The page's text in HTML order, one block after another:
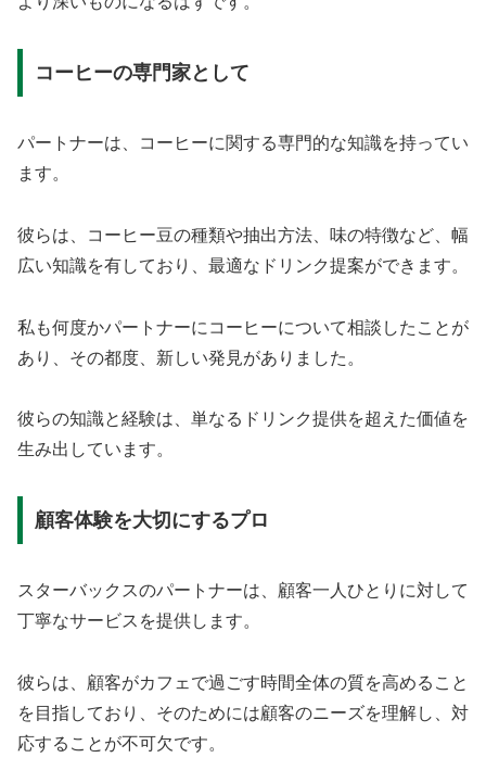
コーヒーの専門家として
パートナーは、コーヒーに関する専門的な知識を持ってい
ます。
彼らは、コーヒー豆の種類や抽出方法、味の特徴など、幅
広い知識を有しており、最適なドリンク提案ができます。
私も何度かパートナーにコーヒーについて相談したことが
あり、その都度、新しい発見がありました。
彼らの知識と経験は、単なるドリンク提供を超えた価値を
生み出しています。
顧客体験を大切にするプロ
スターバックスのパートナーは、顧客一人ひとりに対して
丁寧なサービスを提供します。
彼らは、顧客がカフェで過ごす時間全体の質を高めること
を目指しており、そのためには顧客のニーズを理解し、対
応することが不可欠です。